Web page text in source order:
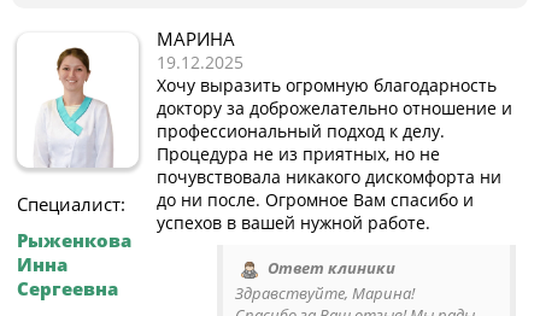
Специалист:
Рыженкова
Инна
Сергеевна
МАРИНА
19.12.2025
Хочу выразить огромную благодарность
доктору за доброжелательно отношение и
профессиональный подход к делу.
Процедура не из приятных, но не
почувствовала никакого дискомфорта ни
до ни после. Огромное Вам спасибо и
успехов в вашей нужной работе.
Ответ клиники
Здравствуйте, Марина!